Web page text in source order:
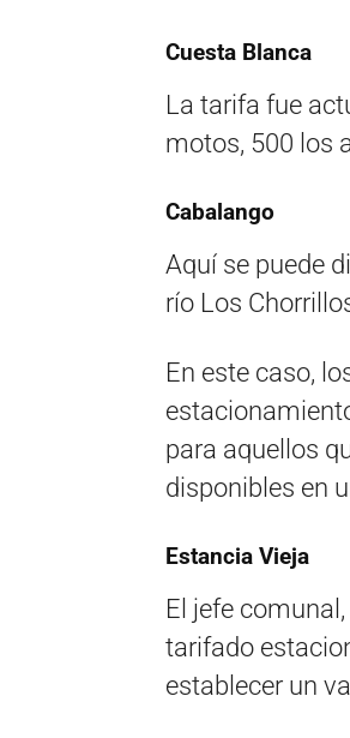
Cuesta Blanca
La tarifa fue
motos, 500 los
Cabalango
Aquí se puede
río Los
En este caso,
para aquellos
disponibles en
Estancia Vieja
El jefe
tarifado
establecer un